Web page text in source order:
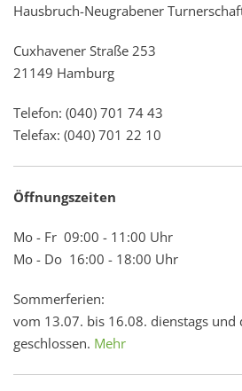
Hausbruch-Neugrabener
Cuxhavener Straße 253
21149 Hamburg
Telefon: (040) 701 74 43
Telefax: (040) 701 22 10
Öffnungszeiten
Mo - Fr 09:00 - 11:00 Uhr
Mo - Do 16:00 - 18:00 Uhr
Sommerferien:
vom 13.07. bis 16.08. dienstags und
geschlossen. Mehr